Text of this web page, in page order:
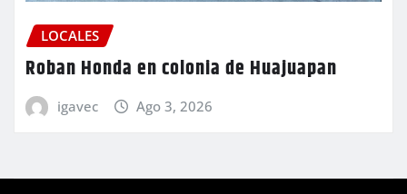
LOCALES
Roban Honda en colonia de Huajuapan
igavec Ago 3, 2026